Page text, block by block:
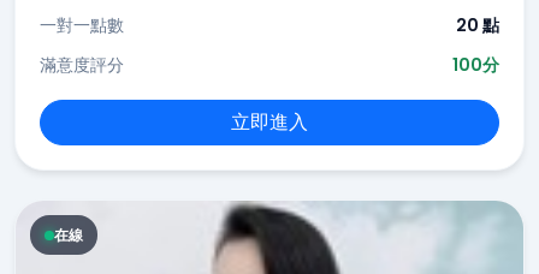
一對一點數
20 點
滿意度評分
100分
立即進入
在線